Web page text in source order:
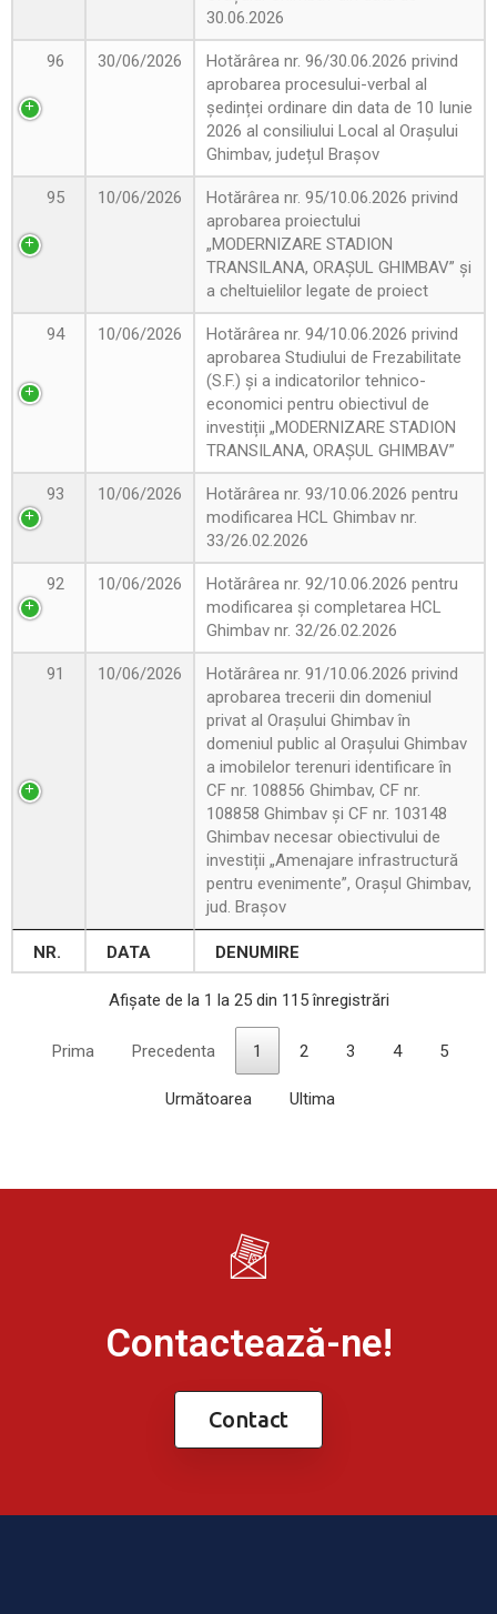
30.06.2026
96 30/06/2026
Hotărârea nr. 96/30.06.2026 privind
aprobarea procesului-verbal al
ședinței ordinare din data de 10 Iunie
2026 al consiliului Local al Orașului
Ghimbav, județul Brașov
95 10/06/2026
Hotărârea nr. 95/10.06.2026 privind
aprobarea proiectului
„MODERNIZARE STADION
TRANSILANA, ORAȘUL GHIMBAV” și
a cheltuielilor legate de proiect
94 10/06/2026
Hotărârea nr. 94/10.06.2026 privind
aprobarea Studiului de Frezabilitate
(S.F.) și a indicatorilor tehnico-
economici pentru obiectivul de
investiții „MODERNIZARE STADION
TRANSILANA, ORAȘUL GHIMBAV”
93 10/06/2026
Hotărârea nr. 93/10.06.2026 pentru
modificarea HCL Ghimbav nr.
33/26.02.2026
92 10/06/2026
Hotărârea nr. 92/10.06.2026 pentru
modificarea și completarea HCL
Ghimbav nr. 32/26.02.2026
91 10/06/2026
Hotărârea nr. 91/10.06.2026 privind
aprobarea trecerii din domeniul
privat al Orașului Ghimbav în
domeniul public al Orașului Ghimbav
a imobilelor terenuri identificare în
CF nr. 108856 Ghimbav, CF nr.
108858 Ghimbav și CF nr. 103148
Ghimbav necesar obiectivului de
investiții „Amenajare infrastructură
pentru evenimente”, Orașul Ghimbav,
jud. Brașov
NR. DATA DENUMIRE
Afișate de la 1 la 25 din 115 înregistrări
Prima Precedenta 1 2 3 4 5
Următoarea Ultima
Contactează-ne!
Contact